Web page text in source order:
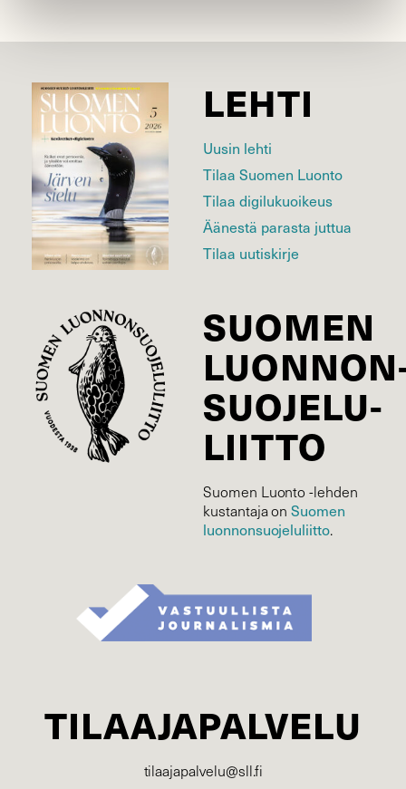
LEHTI
Uusin lehti
Tilaa Suomen Luonto
Tilaa digilukuoikeus
Äänestä parasta juttua
Tilaa uutiskirje
SUOMEN
SUOJELU­
LIITTO
Suomen Luonto -lehden
kustantaja onSuomen
luonnonsuojelu­liitto.
TILAAJAPALVELU
tilaajapalvelu@sll.fi